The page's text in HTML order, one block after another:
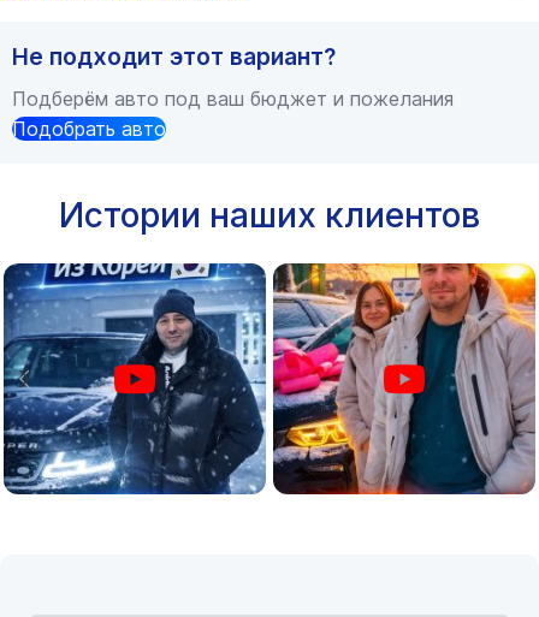
Не подходит этот вариант?
Подберём авто под ваш бюджет и пожелания
Подобрать авто
Истории наших клиентов